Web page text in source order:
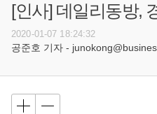
[인사] 데일리동방,
2020-01-07 18:24:32
공준호 기자 -